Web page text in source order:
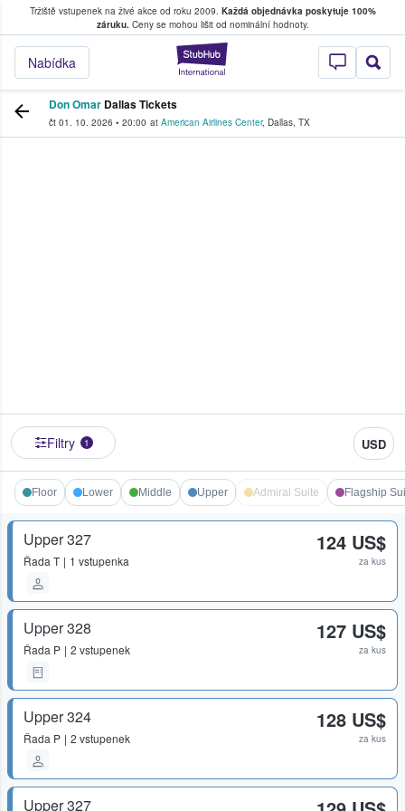
Tržiště vstupenek na živé akce od roku 2009. Každá objednávka poskytuje 100%
záruku.Ceny se mohou lišit od nominální hodnoty.
StubHub –
Nabídka
kde fanoušci kupují a prodávají vstupenky
Don Omar Dallas Tickets
čt 01. 10. 2026 • 20:00 at American Airlines Center, Dallas, TX
Filtry 1 USD
Floor Lower Middle Upper Admiral Suite Flagship
Upper 327
Řada T 1 vstupenka
124 US$
za kus
Upper 328
Řada P 2 vstupenek
127 US$
za kus
Upper 324
Řada P 2 vstupenek
128 US$
za kus
Upper 327